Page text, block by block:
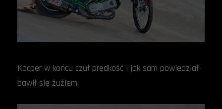
Kacper w końcu czuł prędkość i jak sam powiedział-
bawił się żużlem.